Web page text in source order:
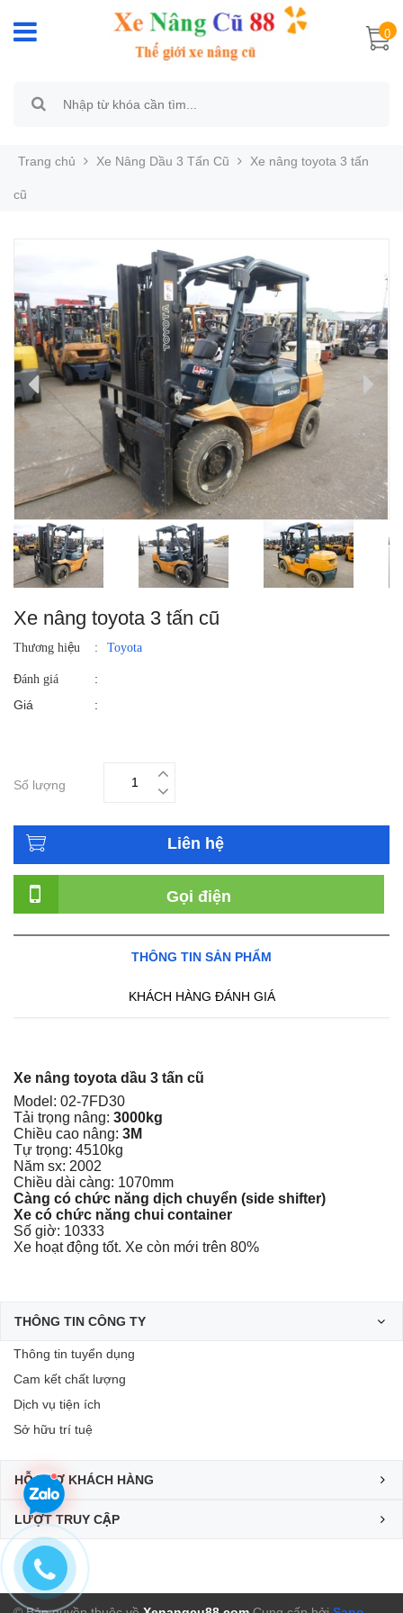
0
Trang chủ Xe Nâng Dầu 3 Tấn Cũ Xe nâng toyota 3 tấn
cũ
Xe nâng toyota 3 tấn cũ
Thương hiệu : Toyota
Đánh giá
:
Giá
:
Số lượng
Liên hệ
Gọi điện
THÔNG TIN SẢN PHẨM
KHÁCH HÀNG ĐÁNH GIÁ
Xe nâng toyota dầu 3 tấn cũ
Model: 02-7FD30
Tải trọng nâng: 3000kg
Chiều cao nâng: 3M
Tự trọng: 4510kg
Năm sx: 2002
Chiều dài càng: 1070mm
Càng có chức năng dịch chuyển (side shifter)
Xe có chức năng chui container
Số giờ: 10333
Xe hoạt động tốt. Xe còn mới trên 80%
THÔNG TIN CÔNG TY
Thông tin tuyển dụng
Cam kết chất lượng
Dịch vụ tiện ích
Sở hữu trí tuệ
HỖ TRỢ KHÁCH HÀNG
LƯỢT TRUY CẬP